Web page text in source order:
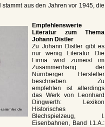
aus den Jahren vor 1945, die
Empfehlenswerte
Literatur zum Thema
Johann Distler
Zu Johann Distler gibt es
nur wenig Literatur. Die
Firma wird zumeist im
Zusammenhang der
Nürnberger Hersteller
beschrieben. Zu
empfehlen ist allerdings
das Werk von Leonhard
Dingwerth: Lexikon
Historisches
Blechspielzeug, I.
Eisenbahnen, Band I.1.A.: